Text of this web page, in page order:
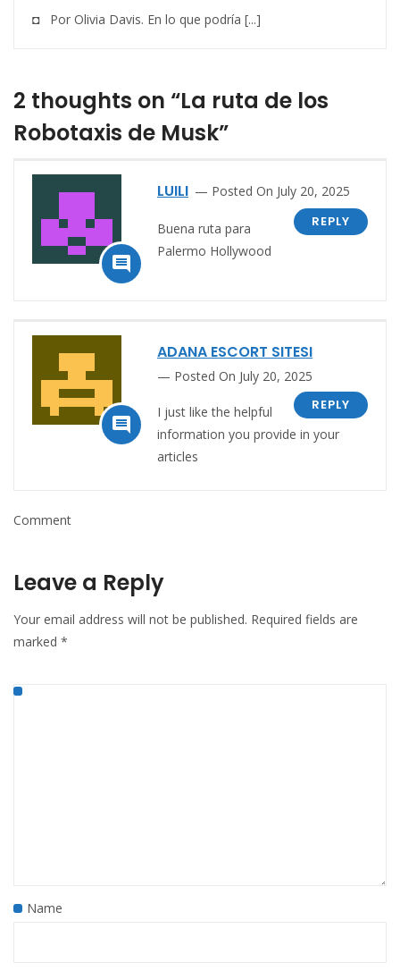
◘ Por Olivia Davis. En lo que podría [...]
2 thoughts on “La ruta de los
Robotaxis de Musk”

LUILI
Posted On July 20, 2025
REPLY
Buena ruta para
Palermo Hollywood

ADANA ESCORT SITESI
Posted On July 20, 2025
REPLY
I just like the helpful
information you provide in your
articles
Comment
Leave a Reply
Your email address will not be published. Required fields are
marked *
Name